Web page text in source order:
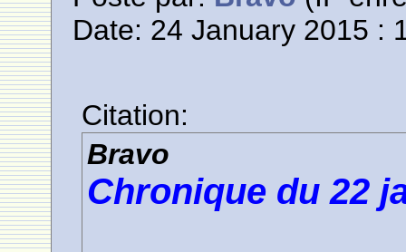
Date: 24 January 2015 :
Citation:
Bravo
Chronique du 22